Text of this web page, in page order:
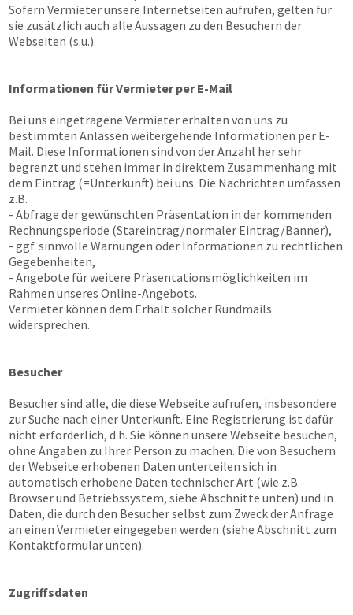
Sofern Vermieter unsere Internetseiten aufrufen, gelten für
sie zusätzlich auch alle Aussagen zu den Besuchern der
Webseiten (s.u.).
Informationen für Vermieter per E-Mail
Bei uns eingetragene Vermieter erhalten von uns zu
bestimmten Anlässen weitergehende Informationen per E-
Mail. Diese Informationen sind von der Anzahl her sehr
begrenzt und stehen immer in direktem Zusammenhang mit
dem Eintrag (=Unterkunft) bei uns. Die Nachrichten umfassen
z.B.
- Abfrage der gewünschten Präsentation in der kommenden
Rechnungsperiode (Stareintrag/normaler Eintrag/Banner),
- ggf. sinnvolle Warnungen oder Informationen zu rechtlichen
Gegebenheiten,
- Angebote für weitere Präsentationsmöglichkeiten im
Rahmen unseres Online-Angebots.
Vermieter können dem Erhalt solcher Rundmails
widersprechen.
Besucher
Besucher sind alle, die diese Webseite aufrufen, insbesondere
zur Suche nach einer Unterkunft. Eine Registrierung ist dafür
nicht erforderlich, d.h. Sie können unsere Webseite besuchen,
ohne Angaben zu Ihrer Person zu machen. Die von Besuchern
der Webseite erhobenen Daten unterteilen sich in
automatisch erhobene Daten technischer Art (wie z.B.
Browser und Betriebssystem, siehe Abschnitte unten) und in
Daten, die durch den Besucher selbst zum Zweck der Anfrage
an einen Vermieter eingegeben werden (siehe Abschnitt zum
Kontaktformular unten).
Zugriffsdaten